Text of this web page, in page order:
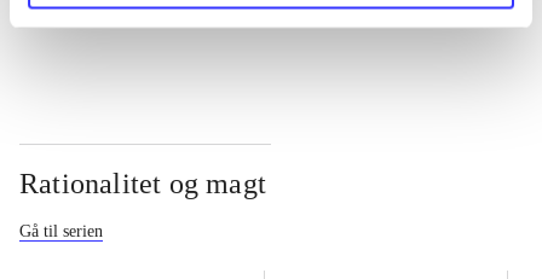
Rationalitet og magt
Gå til serien